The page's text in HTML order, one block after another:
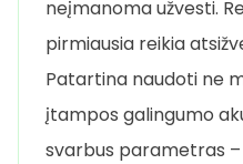
neįmanoma užvesti.
pirmiausia reikia
Patartina naudoti ne
įtampos galingumo
svarbus parametras